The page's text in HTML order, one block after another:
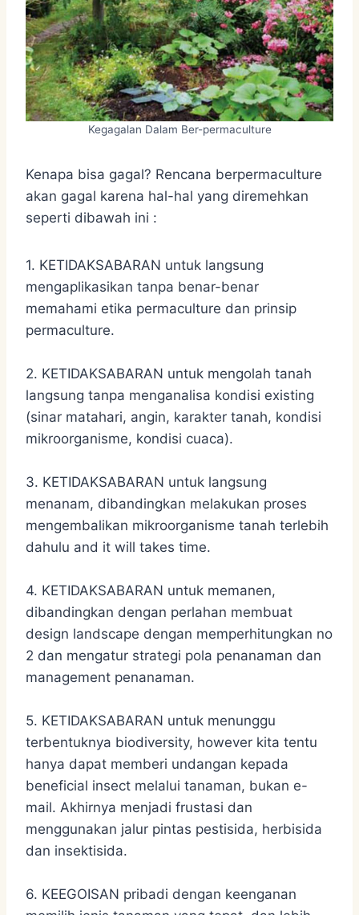
Kegagalan Dalam Ber-permaculture
Kenapa bisa gagal? Rencana berpermaculture
akan gagal karena hal-hal yang diremehkan
seperti dibawah ini :
1. KETIDAKSABARAN untuk langsung
mengaplikasikan tanpa benar-benar
memahami etika permaculture dan prinsip
permaculture.
2. KETIDAKSABARAN untuk mengolah tanah
langsung tanpa menganalisa kondisi existing
(sinar matahari, angin, karakter tanah, kondisi
mikroorganisme, kondisi cuaca).
3. KETIDAKSABARAN untuk langsung
menanam, dibandingkan melakukan proses
mengembalikan mikroorganisme tanah terlebih
dahulu and it will takes time.
4. KETIDAKSABARAN untuk memanen,
dibandingkan dengan perlahan membuat
design landscape dengan memperhitungkan no
2 dan mengatur strategi pola penanaman dan
management penanaman.
5. KETIDAKSABARAN untuk menunggu
terbentuknya biodiversity, however kita tentu
hanya dapat memberi undangan kepada
beneficial insect melalui tanaman, bukan e-
mail. Akhirnya menjadi frustasi dan
menggunakan jalur pintas pestisida, herbisida
dan insektisida.
6. KEEGOISAN pribadi dengan keenganan